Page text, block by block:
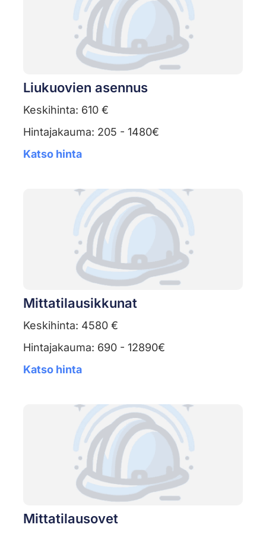
Liukuovien asennus
Keskihinta: 610 €
Hintajakauma: 205 - 1480€
Katso hinta
Mittatilausikkunat
Keskihinta: 4580 €
Hintajakauma: 690 - 12890€
Katso hinta
Mittatilausovet